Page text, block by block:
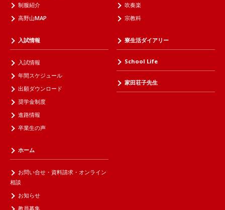
制服紹介
高野山MAP
吹奏楽
宗教科
入試情報
入試情報
年間スケジュール
出願ダウンロード
奨学金制度
進路情報
卒業生の声
寮生活ダイアリー
School Life
家田荘子先生
ホーム
お問い合せ・資料請求・オンライン
相談
お知らせ
教員募集